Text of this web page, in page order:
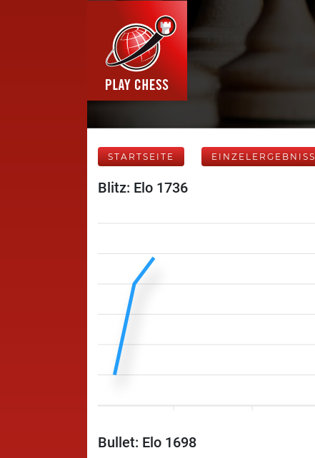
STARTSEITE
Blitz: Elo 1736
Bullet: Elo 1698